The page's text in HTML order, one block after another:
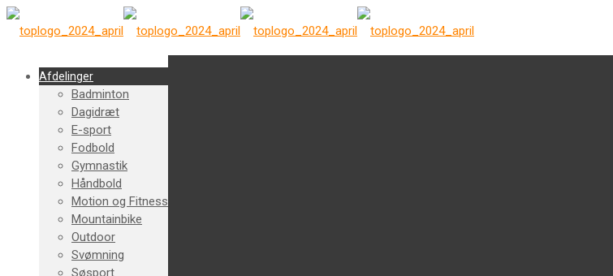
Afdelinger
Badminton
Dagidræt
E-sport
Fodbold
Gymnastik
Håndbold
Motion og Fitness
Mountainbike
Outdoor
Svømning
Søsport